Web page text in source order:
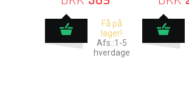
Få på
lager!
Afs.:1-5
hverdage